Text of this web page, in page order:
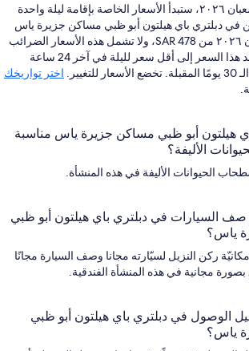
اعتبارًا من ٦ شعبان ٢٠٢٦، ستبدأ الأسعار الخاصة بإقامة ليلة واحدة
في دبلتري باي هيلتون أبو ظبي مساكن جزيرة ياس
بتاريخ ٦ رمضان ٢٠٢٦ من SAR 478، ولا تشمل هذه الأسعار الضرائب
والرسوم. يستند هذا السعر إلى أقل سعر لليلة في آخر 24 ساعة
اختر تواريخك
هيلتون أبو ظبي مساكن جزيرة ياس مناسبة
الأليفة؟
الحيوانات الأليفة في هذه المنشأة.
السيارات في دبلتري باي هيلتون أبو ظبي
ياس؟
ركن النزيل لسيّارته مجانا وصف السيارة مجانًا
مجانية في هذه المنشأة الفندقية.
الوصول في دبلتري باي هيلتون أبو ظبي
ياس؟